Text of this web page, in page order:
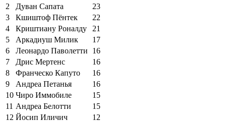
2
Дуван Сапата
23
3
Кшиштоф Пёнтек
22
4
Криштиану Роналду
21
5
Аркадиуш Милик
17
6
Леонардо Паволетти
16
7
Дрис Мертенс
16
8
Франческо Капуто
16
9
Андреа Петанья
16
10 Чиро Иммобиле
15
11 Андреа Белотти
15
12 Йосип Иличич
12